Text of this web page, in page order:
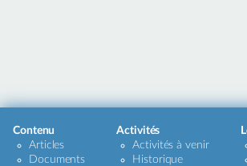
Contenu
Articles
Documents
Activités
Activités à venir
Historique